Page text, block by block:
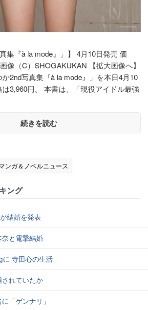
集『à la mode』」】 4月10日発売 価
像（C）SHOGAKUKAN 【拡大画像へ】
2nd写真集『à la mode』」を本日4月10
3,960円。 本書は、「現役アイドル最強
続きを読む
ンガ＆ノベルニュース
ング
結婚を発表
と電撃結婚
寺田心の生活
れていたか
「ゲンナリ」